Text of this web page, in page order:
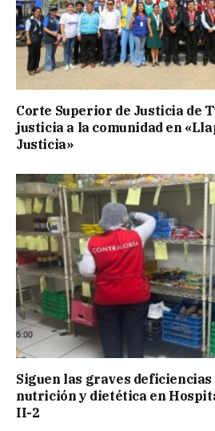
Corte Superior de Justicia de
justicia a la comunidad en
Justicia»
Siguen las graves
nutrición y dietética en
II-2